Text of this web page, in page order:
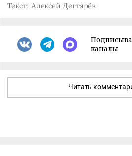
Текст: Алексей Дегтярёв
каналы
Читать